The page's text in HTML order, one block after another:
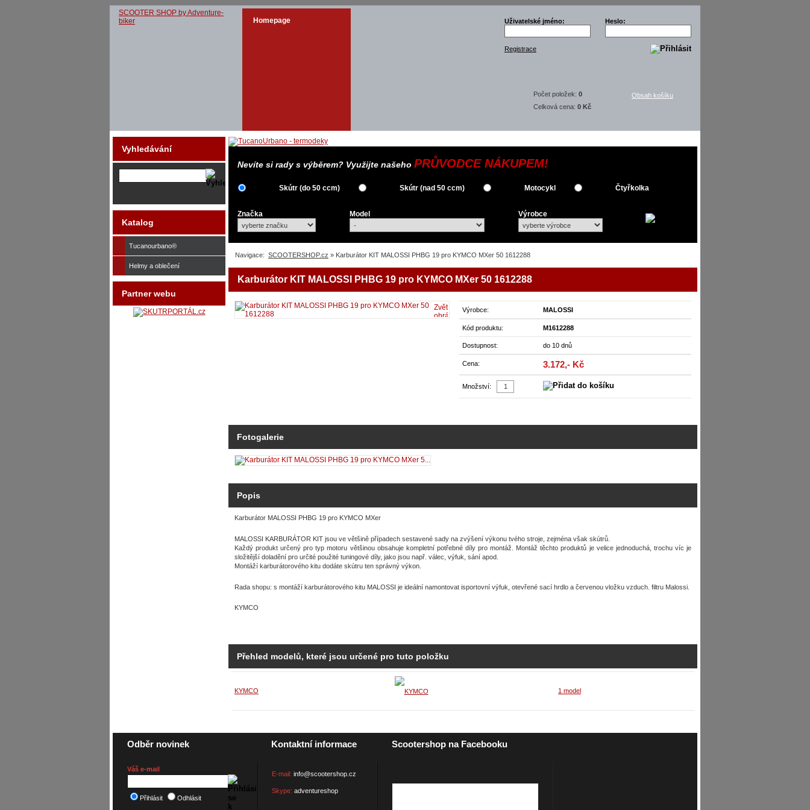
SCOOTER SHOP by Adventure-
biker
Homepage Uživatelské jméno: Heslo:
Registrace
Počet položek: 0
Celková cena: 0 Kč
Obsah košíku
Nevíte si rady s výběrem? Využijte našeho PRŮVODCE NÁKUPEM!
Skútr (do 50 ccm) Skútr (nad 50 ccm) Motocykl Čtyřkolka
Značka Model Výrobce
Navigace: SCOOTERSHOP.cz » Karburátor KIT MALOSSI PHBG 19 pro KYMCO MXer 50 1612288
Karburátor KIT MALOSSI PHBG 19 pro KYMCO MXer 50 1612288
Výrobce: MALOSSI
Kód produktu: M1612288
Dostupnost: do 10 dnů
Cena: 3.172,- Kč
Množství:
Zvětšit
obrázek
Fotogalerie
Popis
Karburátor MALOSSI PHBG 19 pro KYMCO MXer
MALOSSI KARBURÁTOR KIT jsou ve většině případech sestavené sady na zvýšení výkonu tvého stroje, zejména však skútrů.
Každý produkt určený pro typ motoru většinou obsahuje kompletní potřebné díly pro montáž. Montáž těchto produktů je velice jednoduchá, trochu víc je
složitější doladění pro určité použité tuningové díly, jako jsou např. válec, výfuk, sání apod.
Montáží karburátorového kitu dodáte skútru ten správný výkon.
Rada shopu: s montáží karburátorového kitu MALOSSI je ideální namontovat isportovní výfuk, otevřené sací hrdlo a červenou vložku vzduch. filtru Malossi.
KYMCO
Přehled modelů, které jsou určené pro tuto položku
KYMCO 1 model
Vyhledávání
Katalog
Tucanourbano®
Helmy a oblečení
Partner webu
Odběr novinek
Váš e-mail
Přihlásit Odhlásit
Kontaktní informace
E-mail: info@scootershop.cz
Skype: adventureshop
Scootershop na Facebooku